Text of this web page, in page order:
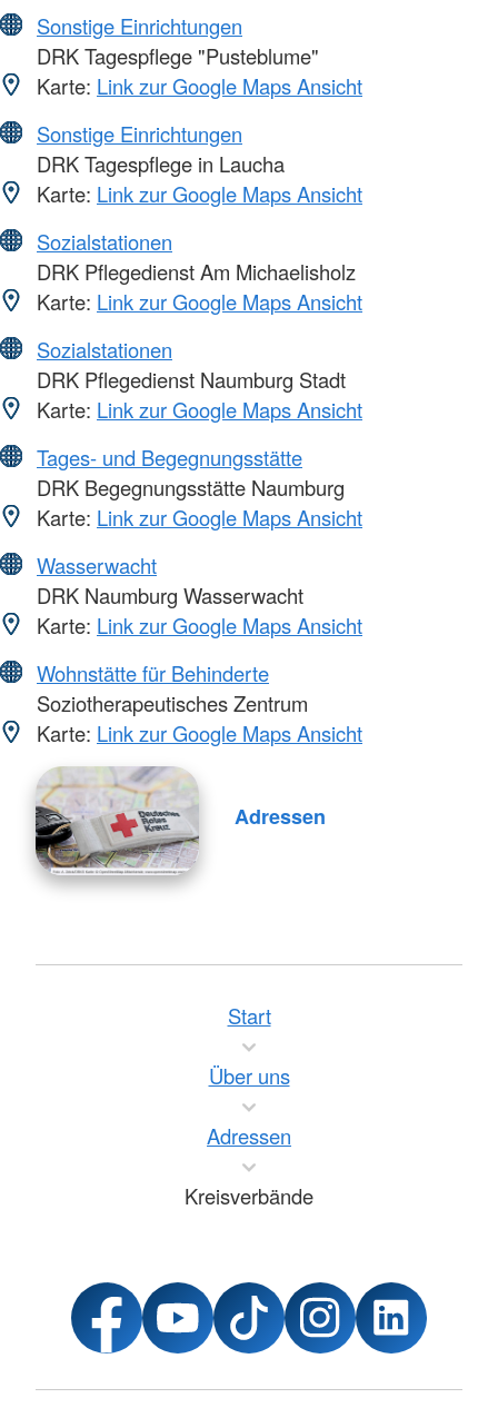
Sonstige Einrichtungen
DRK Tagespflege "Pusteblume"
Karte: Link zur Google Maps Ansicht
Sonstige Einrichtungen
DRK Tagespflege in Laucha
Karte: Link zur Google Maps Ansicht
Sozialstationen
DRK Pflegedienst Am Michaelisholz
Karte: Link zur Google Maps Ansicht
Sozialstationen
DRK Pflegedienst Naumburg Stadt
Karte: Link zur Google Maps Ansicht
Tages- und Begegnungsstätte
DRK Begegnungsstätte Naumburg
Karte: Link zur Google Maps Ansicht
Wasserwacht
DRK Naumburg Wasserwacht
Karte: Link zur Google Maps Ansicht
Wohnstätte für Behinderte
Soziotherapeutisches Zentrum
Karte: Link zur Google Maps Ansicht
Adressen
Start
Über uns
Adressen
Kreisverbände